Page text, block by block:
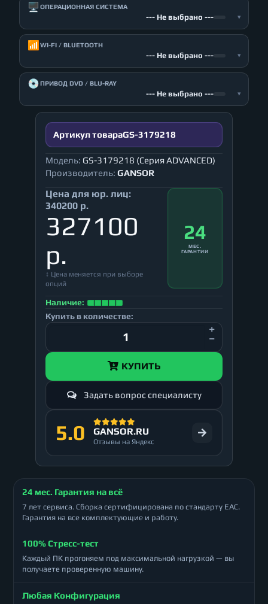
🖥️ ОПЕРАЦИОННАЯ СИСТЕМА
--- Не выбрано --- ▾
📶 WI-FI / BLUETOOTH
--- Не выбрано --- ▾
💿ПРИВОД DVD / BLU-RAY
--- Не выбрано --- ▾
Артикул товараGS-3179218
Модель: GS-3179218 (Серия ADVANCED)
Производитель: GANSOR
Цена для юр. лиц:
340200 р.
327100
р.
↕ Цена меняется при выборе
опций
24
МЕС.
ГАРАНТИИ
Наличие:
Купить в количестве:
КУПИТЬ
Задать вопрос специалисту
5.0 GANSOR.RU
Отзывы на Яндекс
24 мес. Гарантия на всё
7 лет сервиса. Сборка сертифицирована по стандарту ЕАС.
Гарантия на все комплектующие и работу.
100% Стресс-тест
Каждый ПК прогоняем под максимальной нагрузкой — вы
получаете проверенную машину.
Любая Конфигурация